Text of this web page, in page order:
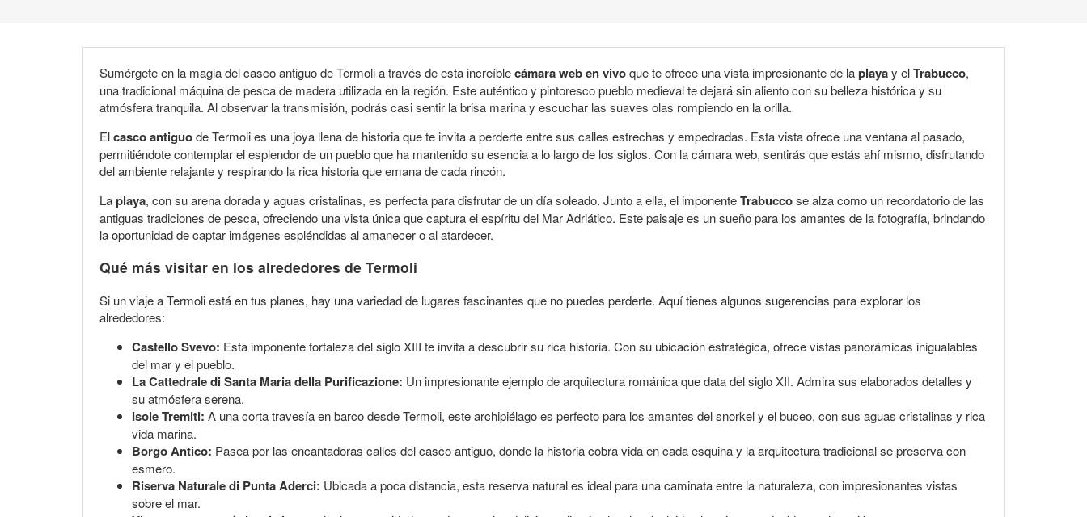
Sumérgete en la magia del casco antiguo de Termoli a través de esta increíblecámara web en vivoque te ofrece una vista impresionante de laplayay elTrabucco,
una tradicional máquina de pesca de madera utilizada en la región. Este auténtico y pintoresco pueblo medieval te dejará sin aliento con su belleza histórica y su
atmósfera tranquila. Al observar la transmisión, podrás casi sentir la brisa marina y escuchar las suaves olas rompiendo en la orilla.
Elcasco antiguode Termoli es una joya llena de historia que te invita a perderte entre sus calles estrechas y empedradas. Esta vista ofrece una ventana al pasado,
permitiéndote contemplar el esplendor de un pueblo que ha mantenido su esencia a lo largo de los siglos. Con la cámara web, sentirás que estás ahí mismo, disfrutando
del ambiente relajante y respirando la rica historia que emana de cada rincón.
Laplaya, con su arena dorada y aguas cristalinas, es perfecta para disfrutar de un día soleado. Junto a ella, el imponenteTrabuccose alza como un recordatorio de las
antiguas tradiciones de pesca, ofreciendo una vista única que captura el espíritu del Mar Adriático. Este paisaje es un sueño para los amantes de la fotografía, brindando
la oportunidad de captar imágenes espléndidas al amanecer o al atardecer.
Qué más visitar en los alrededores de Termoli
Si un viaje a Termoli está en tus planes, hay una variedad de lugares fascinantes que no puedes perderte. Aquí tienes algunos sugerencias para explorar los
alrededores:
Castello Svevo: Esta imponente fortaleza del siglo XIII te invita a descubrir su rica historia. Con su ubicación estratégica, ofrece vistas panorámicas inigualables
del mar y el pueblo.
La Cattedrale di Santa Maria della Purificazione: Un impresionante ejemplo de arquitectura románica que data del siglo XII. Admira sus elaborados detalles y
su atmósfera serena.
Isole Tremiti: A una corta travesía en barco desde Termoli, este archipiélago es perfecto para los amantes del snorkel y el buceo, con sus aguas cristalinas y rica
vida marina.
Borgo Antico: Pasea por las encantadoras calles del casco antiguo, donde la historia cobra vida en cada esquina y la arquitectura tradicional se preserva con
esmero.
Riserva Naturale di Punta Aderci: Ubicada a poca distancia, esta reserva natural es ideal para una caminata entre la naturaleza, con impresionantes vistas
sobre el mar.